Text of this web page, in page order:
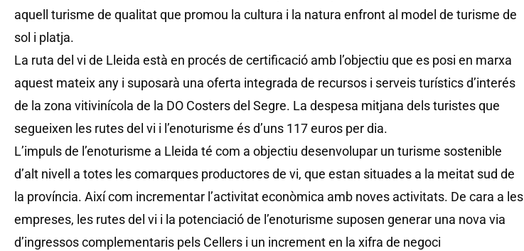
aquell turisme de qualitat que promou la cultura i la natura enfront al model de turisme de
sol i platja.
La ruta del vi de Lleida està en procés de certificació amb l’objectiu que es posi en marxa
aquest mateix any i suposarà una oferta integrada de recursos i serveis turístics d’interés
de la zona vitivinícola de la DO Costers del Segre. La despesa mitjana dels turistes que
segueixen les rutes del vi i l’enoturisme és d’uns 117 euros per dia.
L’impuls de l’enoturisme a Lleida té com a objectiu desenvolupar un turisme sostenible
d’alt nivell a totes les comarques productores de vi, que estan situades a la meitat sud de
la província. Així com incrementar l’activitat econòmica amb noves activitats. De cara a les
empreses, les rutes del vi i la potenciació de l’enoturisme suposen generar una nova via
d’ingressos complementaris pels Cellers i un increment en la xifra de negoci